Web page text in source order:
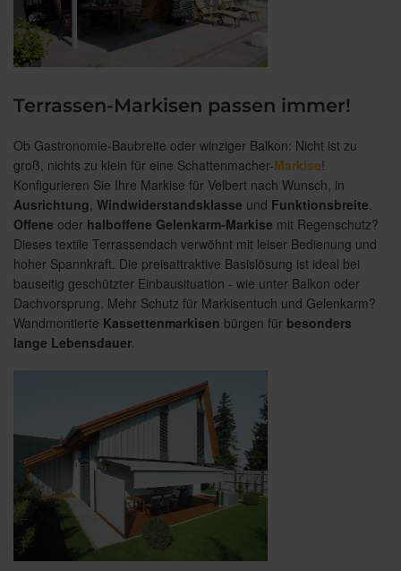
Terrassen-Markisen passen immer!
Ob Gastronomie-Baubreite oder winziger Balkon: Nicht ist zu
groß, nichts zu klein für eine Schattenmacher-Markise!
Konfigurieren Sie Ihre Markise für Velbert nach Wunsch, in
Ausrichtung, Windwiderstandsklasse und Funktionsbreite.
Offene oder halboffene Gelenkarm-Markise mit Regenschutz?
Dieses textile Terrassendach verwöhnt mit leiser Bedienung und
hoher Spannkraft. Die preisattraktive Basislösung ist ideal bei
bauseitig geschützter Einbausituation - wie unter Balkon oder
Dachvorsprung. Mehr Schutz für Markisentuch und Gelenkarm?
Wandmontierte Kassettenmarkisen bürgen für besonders
lange Lebensdauer.